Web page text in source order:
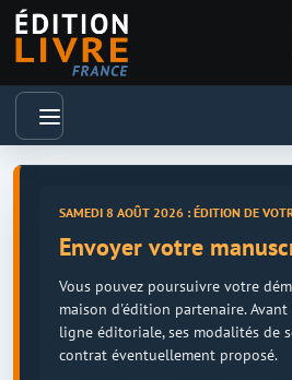
SAMEDI 8 AOÛT 2026 : ÉDITION DE
Envoyer votre
Vous pouvez poursuivre votre
maison d'édition partenaire.
ligne éditoriale, ses modalités de
contrat éventuellement proposé.